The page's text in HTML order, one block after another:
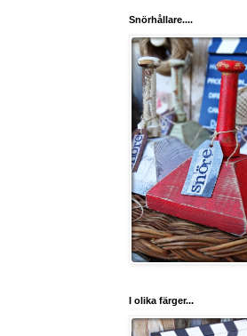
Snörhållare....
I olika färger...